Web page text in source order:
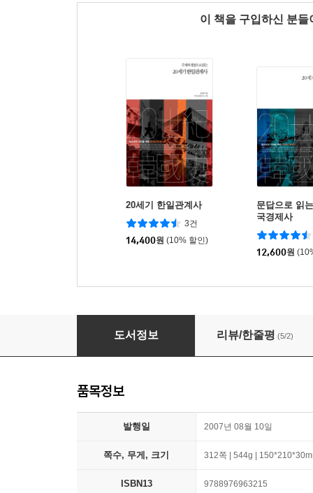
이 책을 구입하신 분
20세기 한일관계사
3건
14,400원 (10% 할인)
문답으로 읽
국경제사
12,600원
이승만과 제1공화국
도서정보 리뷰/한줄평 (5/2)
품목정보
발행일 2007년 08월 10일
쪽수, 무게, 크기 312쪽 | 544g |
ISBN13 9788976963215